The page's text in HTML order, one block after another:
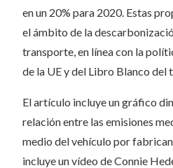
en un 20% para 2020. Estas
el ámbito de la
transporte, en línea con la
de la UE y del Libro Blanco del
El artículo incluye un gráfico
relación entre las emisiones
medio del vehículo por
incluye un vídeo de Connie